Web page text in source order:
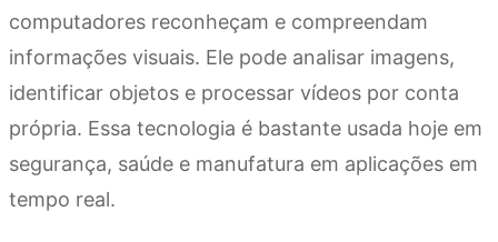
computadores reconheçam e compreendam
informações visuais. Ele pode analisar imagens,
identificar objetos e processar vídeos por conta
própria. Essa tecnologia é bastante usada hoje em
segurança, saúde e manufatura em aplicações em
tempo real.